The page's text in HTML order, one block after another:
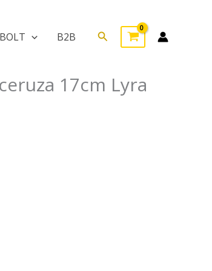
BOLT B2B Search
17cm Lyra